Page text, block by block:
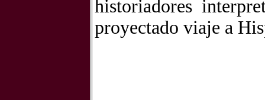
historiadores
proyectado viaje a